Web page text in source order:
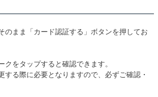
のまま「カード認証する」ボタンを押してお
クをタップすると確認できます。
する際に必要となりますので、必ずご確認・